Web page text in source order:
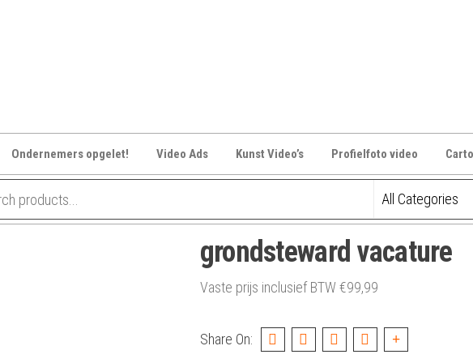
Ondernemers opgelet! Video Ads Kunst Video’s Profielfoto video
grondsteward vacature
Vaste prijs inclusief BTW€99,99
Share On: